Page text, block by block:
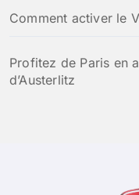
Comment activer le
Profitez de Paris en
d’Austerlitz